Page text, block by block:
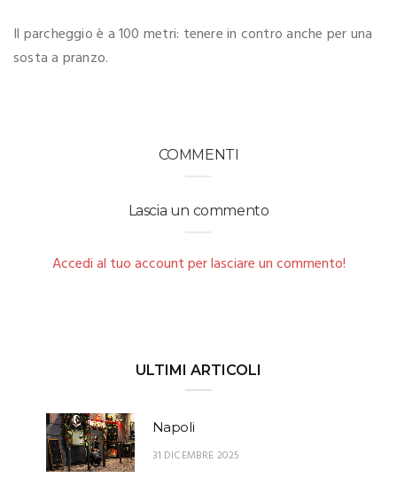
Il parcheggio è a 100 metri: tenere in contro anche per una
sosta a pranzo.
COMMENTI
Lascia un commento
Accedi al tuo account per lasciare un commento!
ULTIMI ARTICOLI
Napoli
31 DICEMBRE 2025